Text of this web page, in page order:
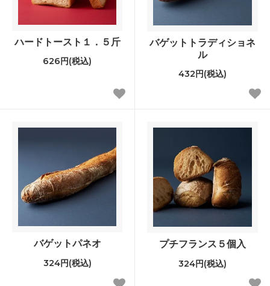
ハードトースト１．５斤
626円(税込)
バゲットトラディショネ
ル
432円(税込)
バゲットパネオ
324円(税込)
プチフランス５個入
324円(税込)